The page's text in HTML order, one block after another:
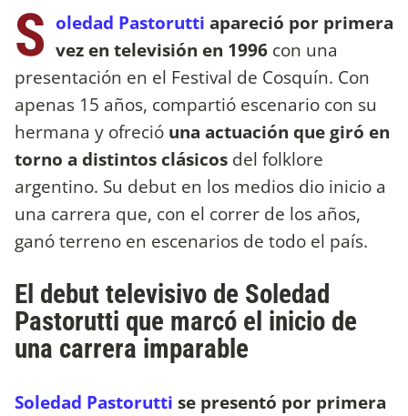
S oledad Pastorutti apareció por primera
vez en televisión en 1996 con una
presentación en el Festival de Cosquín. Con
apenas 15 años, compartió escenario con su
hermana y ofreció una actuación que giró en
torno a distintos clásicos del folklore
argentino. Su debut en los medios dio inicio a
una carrera que, con el correr de los años,
ganó terreno en escenarios de todo el país.
El debut televisivo de Soledad
Pastorutti que marcó el inicio de
una carrera imparable
Soledad Pastorutti se presentó por primera